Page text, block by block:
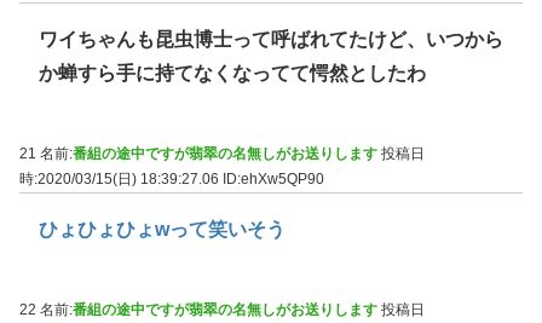
ワイちゃんも昆虫博士って呼ばれてたけど、いつから
か蝉すら手に持てなくなってて愕然としたわ
21 名前:番組の途中ですが翡翠の名無しがお送りします 投稿日
時:2020/03/15(日) 18:39:27.06
ID:ehXw5QP90
ひょひょひょwって笑いそう
22 名前:番組の途中ですが翡翠の名無しがお送りします 投稿日